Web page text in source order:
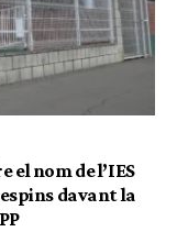
nom de l’IES
davant la